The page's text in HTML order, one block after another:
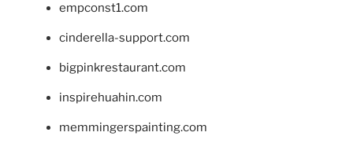
empconst1.com
cinderella-support.com
bigpinkrestaurant.com
inspirehuahin.com
memmingerspainting.com